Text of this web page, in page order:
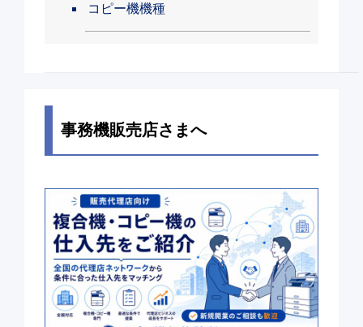
コピー機機種
事務機販売店さまへ